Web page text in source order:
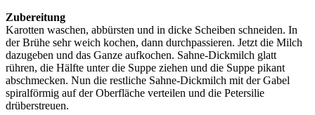
Zubereitung
Karotten waschen, abbürsten und in dicke Scheiben schneiden. In
der Brühe sehr weich kochen, dann durchpassieren. Jetzt die Milch
dazugeben und das Ganze aufkochen. Sahne-Dickmilch glatt
rühren, die Hälfte unter die Suppe ziehen und die Suppe pikant
abschmecken. Nun die restliche Sahne-Dickmilch mit der Gabel
spiralförmig auf der Oberfläche verteilen und die Petersilie
drüberstreuen.